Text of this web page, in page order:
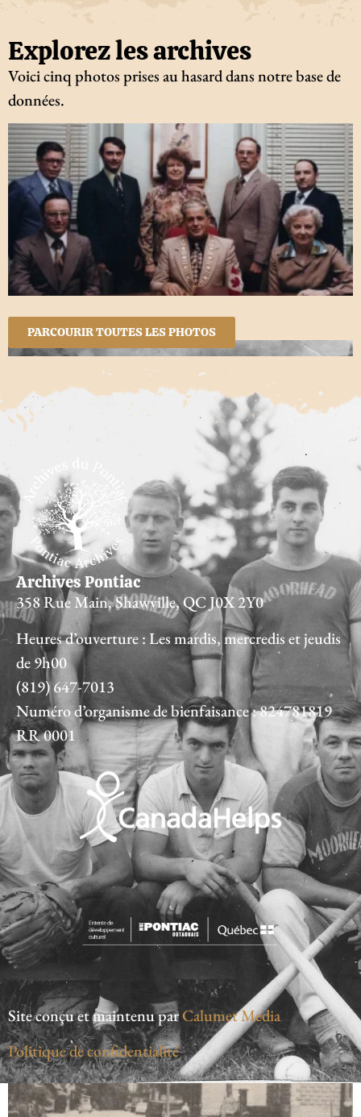
Explorez les archives
Voici cinq photos prises au hasard dans notre base de
données.
PARCOURIR TOUTES LES PHOTOS
Archives Pontiac
358 Rue Main, Shawville, QC J0X 2Y0
Heures d’ouverture : Les mardis, mercredis et jeudis
de 9h00
(819) 647-7013
Numéro d’organisme de bienfaisance : 824781819
RR 0001
Site conçu et maintenu parCalumet Media
Politique de confidentialité